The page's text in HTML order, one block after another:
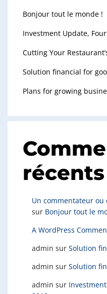
Bonjour tout le monde !
Investment Update,
Cutting Your
Solution financial for
Plans for growing
récents
Un commentateur ou
sur Bonjour tout le
A WordPress
admin sur Solution
admin sur Solution
admin sur